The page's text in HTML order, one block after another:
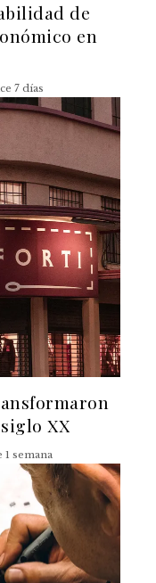
de
en
7 días
XX
1 semana